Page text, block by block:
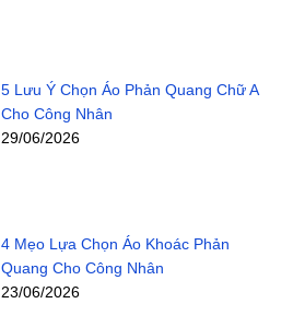
5 Lưu Ý Chọn Áo Phản Quang Chữ A
Cho Công Nhân
29/06/2026
4 Mẹo Lựa Chọn Áo Khoác Phản
Quang Cho Công Nhân
23/06/2026